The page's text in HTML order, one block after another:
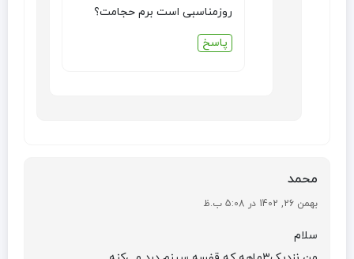
روزمناسبی است برم حجامت؟
پاسخ
محمد
بهمن 26, 1402 در 5:08 ب.ظ
سلام